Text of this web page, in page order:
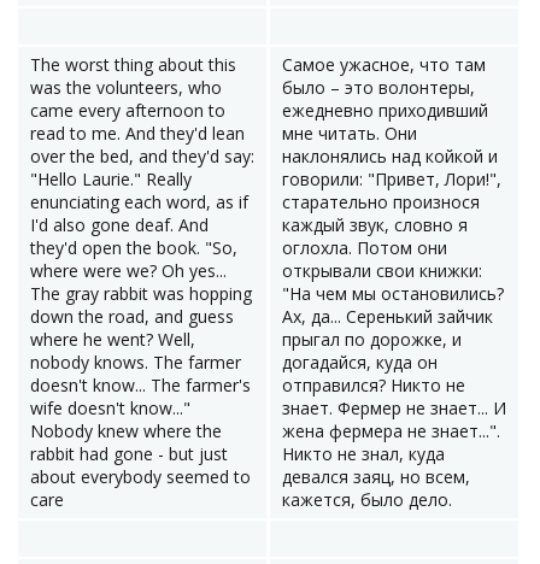
The worst thing about this
was the volunteers, who
came every afternoon to
read to me. And they'd lean
over the bed, and they'd say:
"Hello Laurie." Really
enunciating each word, as if
I'd also gone deaf. And
they'd open the book. "So,
where were we? Oh yes...
The gray rabbit was hopping
down the road, and guess
where he went? Well,
nobody knows. The farmer
doesn't know... The farmer's
wife doesn't know..."
Nobody knew where the
rabbit had gone - but just
about everybody seemed to
care
Самое ужасное, что там
было – это волонтеры,
ежедневно приходивший
мне читать. Они
наклонялись над койкой и
говорили: "Привет, Лори!",
старательно произнося
каждый звук, словно я
оглохла. Потом они
открывали свои книжки:
"На чем мы остановились?
Ах, да... Серенький зайчик
прыгал по дорожке, и
догадайся, куда он
отправился? Никто не
знает. Фермер не знает... И
жена фермера не знает...".
Никто не знал, куда
девался заяц, но всем,
кажется, было дело.